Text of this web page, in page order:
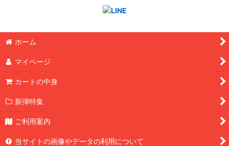
ホーム
マイページ
カートの中身
新弾特集
ご利用案内
当サイトの画像やデータの利用について